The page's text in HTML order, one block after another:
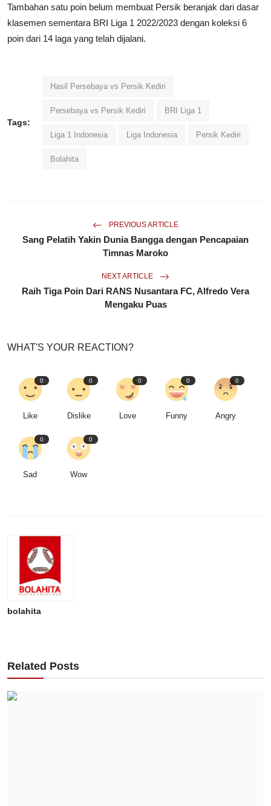
Tambahan satu poin belum membuat Persik beranjak dari dasar
klasemen sementara BRI Liga 1 2022/2023 dengan koleksi 6
poin dari 14 laga yang telah dijalani.
Tags:
Hasil Persebaya vs Persik Kediri
Persebaya vs Persik Kediri BRI Liga 1
Liga 1 Indonesia Liga Indonesia Persik Kediri
Bolahita
PREVIOUS ARTICLE
Sang Pelatih Yakin Dunia Bangga dengan Pencapaian
Timnas Maroko
NEXT ARTICLE
Raih Tiga Poin Dari RANS Nusantara FC, Alfredo Vera
Mengaku Puas
WHAT'S YOUR REACTION?
0
Like
0
Dislike
0
Love
0
Funny
0
Angry
0
Sad
0
Wow
bolahita
Related Posts